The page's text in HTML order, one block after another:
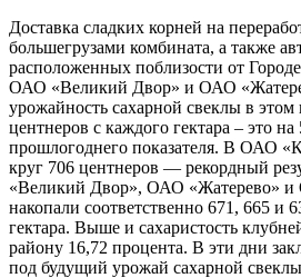
Доставка сладких корней на
большегрузами комбината, а также
расположенных поблизости от
ОАО «Великий Двор» и ОАО
урожайность сахарной свеклы в этом
центнеров с каждого гектара – это
прошлогоднего показателя. В ОАО
круг 706 центнеров — рекордный
«Великий Двор», ОАО «Жатерево»
накопали соответственно 671, 665 и
гектара. Выше и сахаристость
району 16,72 процента. В эти дни
под будущий урожай сахарной